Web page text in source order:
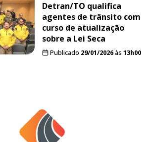
Detran/TO qualifica
agentes de trânsito com
curso de atualização
sobre a Lei Seca
Publicado 29/01/2026às 13h00